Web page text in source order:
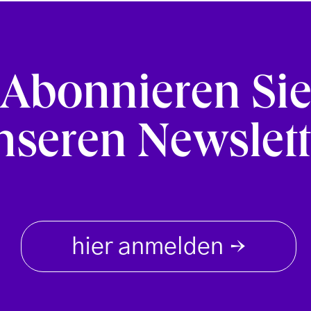
Abonnieren Sie
hier anmelden →